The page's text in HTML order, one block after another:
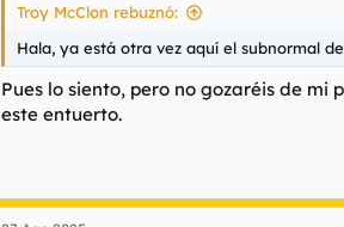
e
s
Troy McClon rebuznó:
Hala, ya está otra vez aquí el subnormal
Pues lo siento, pero no gozaréis de
este entuerto.